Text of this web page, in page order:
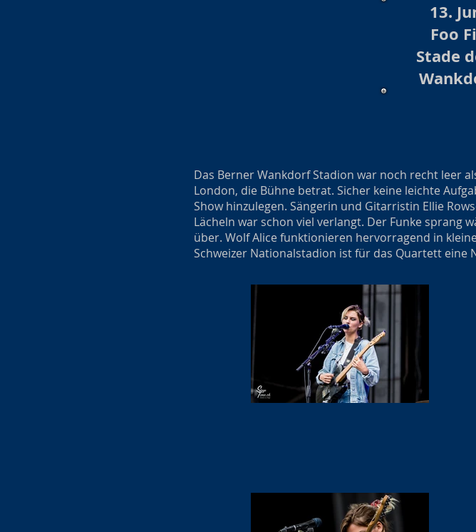
13.
Foo
Stade
Das Berner Wankdorf Stadion war noch recht leer
London, die Bühne betrat. Sicher keine leichte
Show hinzulegen. Sängerin und Gitarristin Ellie
Lächeln war schon viel verlangt. Der Funke sprang
über. Wolf Alice funktionieren hervorragend in
Schweizer Nationalstadion ist für das Quartett eine